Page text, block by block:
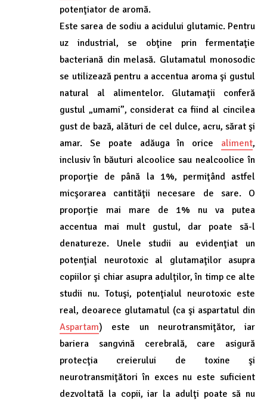
potenţiator de aromă.
Este sarea de sodiu a acidului glutamic. Pentru
uz industrial, se obţine prin fermentaţie
bacteriană din melasă. Glutamatul monosodic
se utilizează pentru a accentua aroma şi gustul
natural al alimentelor. Glutamaţii conferă
gustul „umami”, considerat ca fiind al cincilea
gust de bază, alături de cel dulce, acru, sărat şi
amar. Se poate adăuga în orice aliment,
inclusiv în băuturi alcoolice sau nealcoolice în
proporţie de până la 1%, permiţând astfel
micşorarea cantităţii necesare de sare. O
proporţie mai mare de 1% nu va putea
accentua mai mult gustul, dar poate să-l
denatureze. Unele studii au evidenţiat un
potenţial neurotoxic al glutamaţilor asupra
copiilor şi chiar asupra adulţilor, în timp ce alte
studii nu. Totuşi, potenţialul neurotoxic este
real, deoarece glutamatul (ca şi aspartatul din
Aspartam) este un neurotransmiţător, iar
bariera sangvină cerebrală, care asigură
protecţia creierului de toxine şi
neurotransmiţători în exces nu este suficient
dezvoltată la copii, iar la adulţi poate să nu